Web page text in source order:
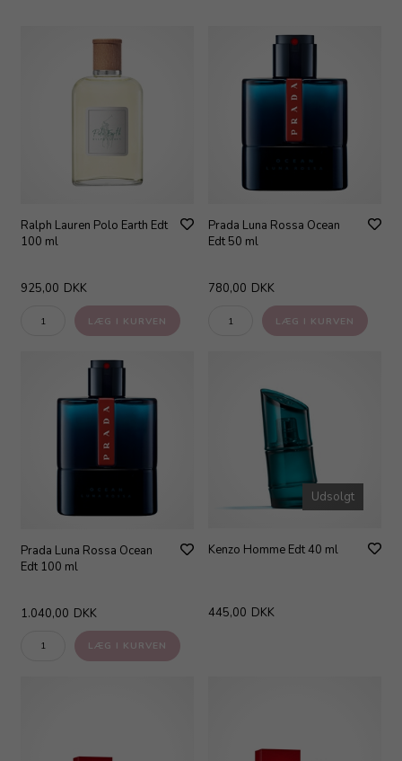
Ralph Lauren Polo Earth Edt
100 ml
925,00 DKK
Prada Luna Rossa Ocean
Edt 50 ml
780,00 DKK
Prada Luna Rossa Ocean
Edt 100 ml
1.040,00 DKK
Udsolgt
Kenzo Homme Edt 40 ml
445,00 DKK